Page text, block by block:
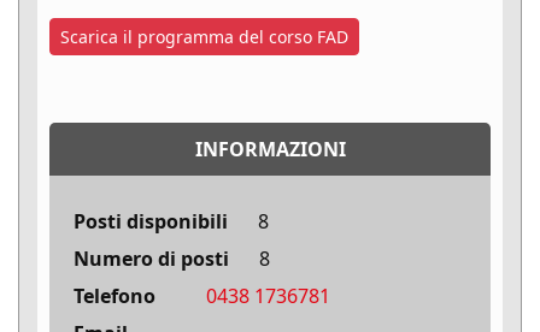
Scarica il programma del corso FAD
INFORMAZIONI
Posti disponibili
8
Numero di posti
8
Telefono
0438 1736781